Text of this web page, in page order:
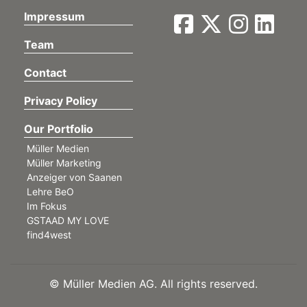
Impressum
Team
Contact
Privacy Policy
Our Portfolio
Müller Medien
Müller Marketing
Anzeiger von Saanen
Lehre BeO
Im Fokus
GSTAAD MY LOVE
find4west
© Müller Medien AG. All rights reserved.